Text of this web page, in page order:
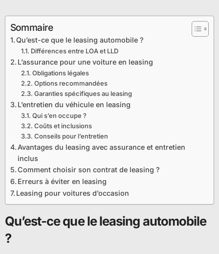
Sommaire
Qu’est-ce que le leasing automobile ?
Différences entre LOA et LLD
L’assurance pour une voiture en leasing
Obligations légales
Options recommandées
Garanties spécifiques au leasing
L’entretien du véhicule en leasing
Qui s’en occupe ?
Coûts et inclusions
Conseils pour l’entretien
Avantages du leasing avec assurance et entretien
inclus
Comment choisir son contrat de leasing ?
Erreurs à éviter en leasing
Leasing pour voitures d’occasion
Qu’est-ce que le leasing automobile
?